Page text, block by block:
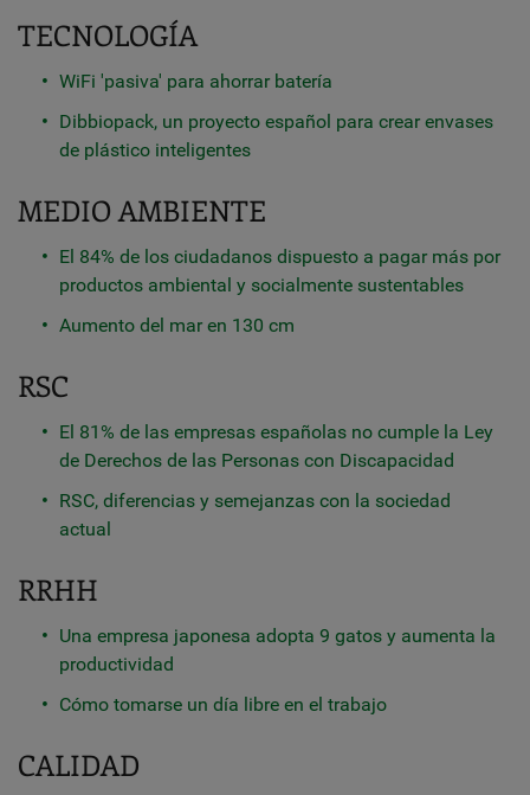
TECNOLOGÍA
WiFi 'pasiva' para ahorrar batería
Dibbiopack, un proyecto español para crear envases
de plástico inteligentes
MEDIO AMBIENTE
El 84% de los ciudadanos dispuesto a pagar más por
productos ambiental y socialmente sustentables
Aumento del mar en 130 cm
RSC
El 81% de las empresas españolas no cumple la Ley
de Derechos de las Personas con Discapacidad
RSC, diferencias y semejanzas con la sociedad
actual
RRHH
Una empresa japonesa adopta 9 gatos y aumenta la
productividad
Cómo tomarse un día libre en el trabajo
CALIDAD